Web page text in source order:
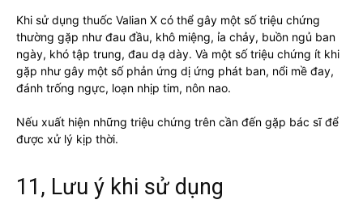
Khi sử dụng thuốc Valian X có thể gây một số triệu chứng
thường gặp như đau đầu, khô miệng, ỉa chảy, buồn ngủ ban
ngày, khó tập trung, đau dạ dày. Và một số triệu chứng ít khi
gặp như gây một số phản ứng dị ứng phát ban, nổi mề đay,
đánh trống ngực, loạn nhịp tim, nôn nao.
Nếu xuất hiện những triệu chứng trên cần đến gặp bác sĩ để
được xử lý kịp thời.
11, Lưu ý khi sử dụng